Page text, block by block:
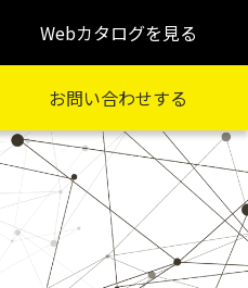
る質問 お知らせ 採用情報
から探す カテゴリから探す
Webカタログを見る
お問い合わせする